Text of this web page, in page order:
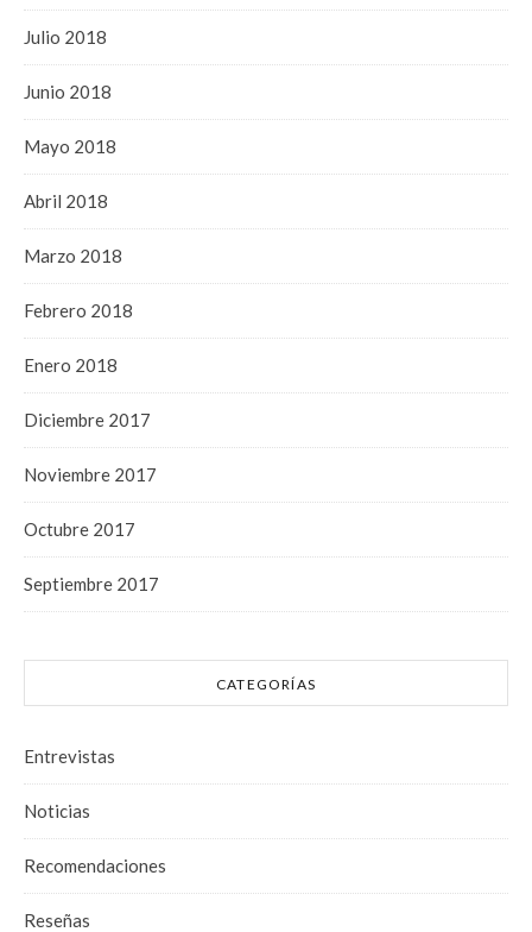
Julio 2018
Junio 2018
Mayo 2018
Abril 2018
Marzo 2018
Febrero 2018
Enero 2018
Diciembre 2017
Noviembre 2017
Octubre 2017
Septiembre 2017
CATEGORÍAS
Entrevistas
Noticias
Recomendaciones
Reseñas